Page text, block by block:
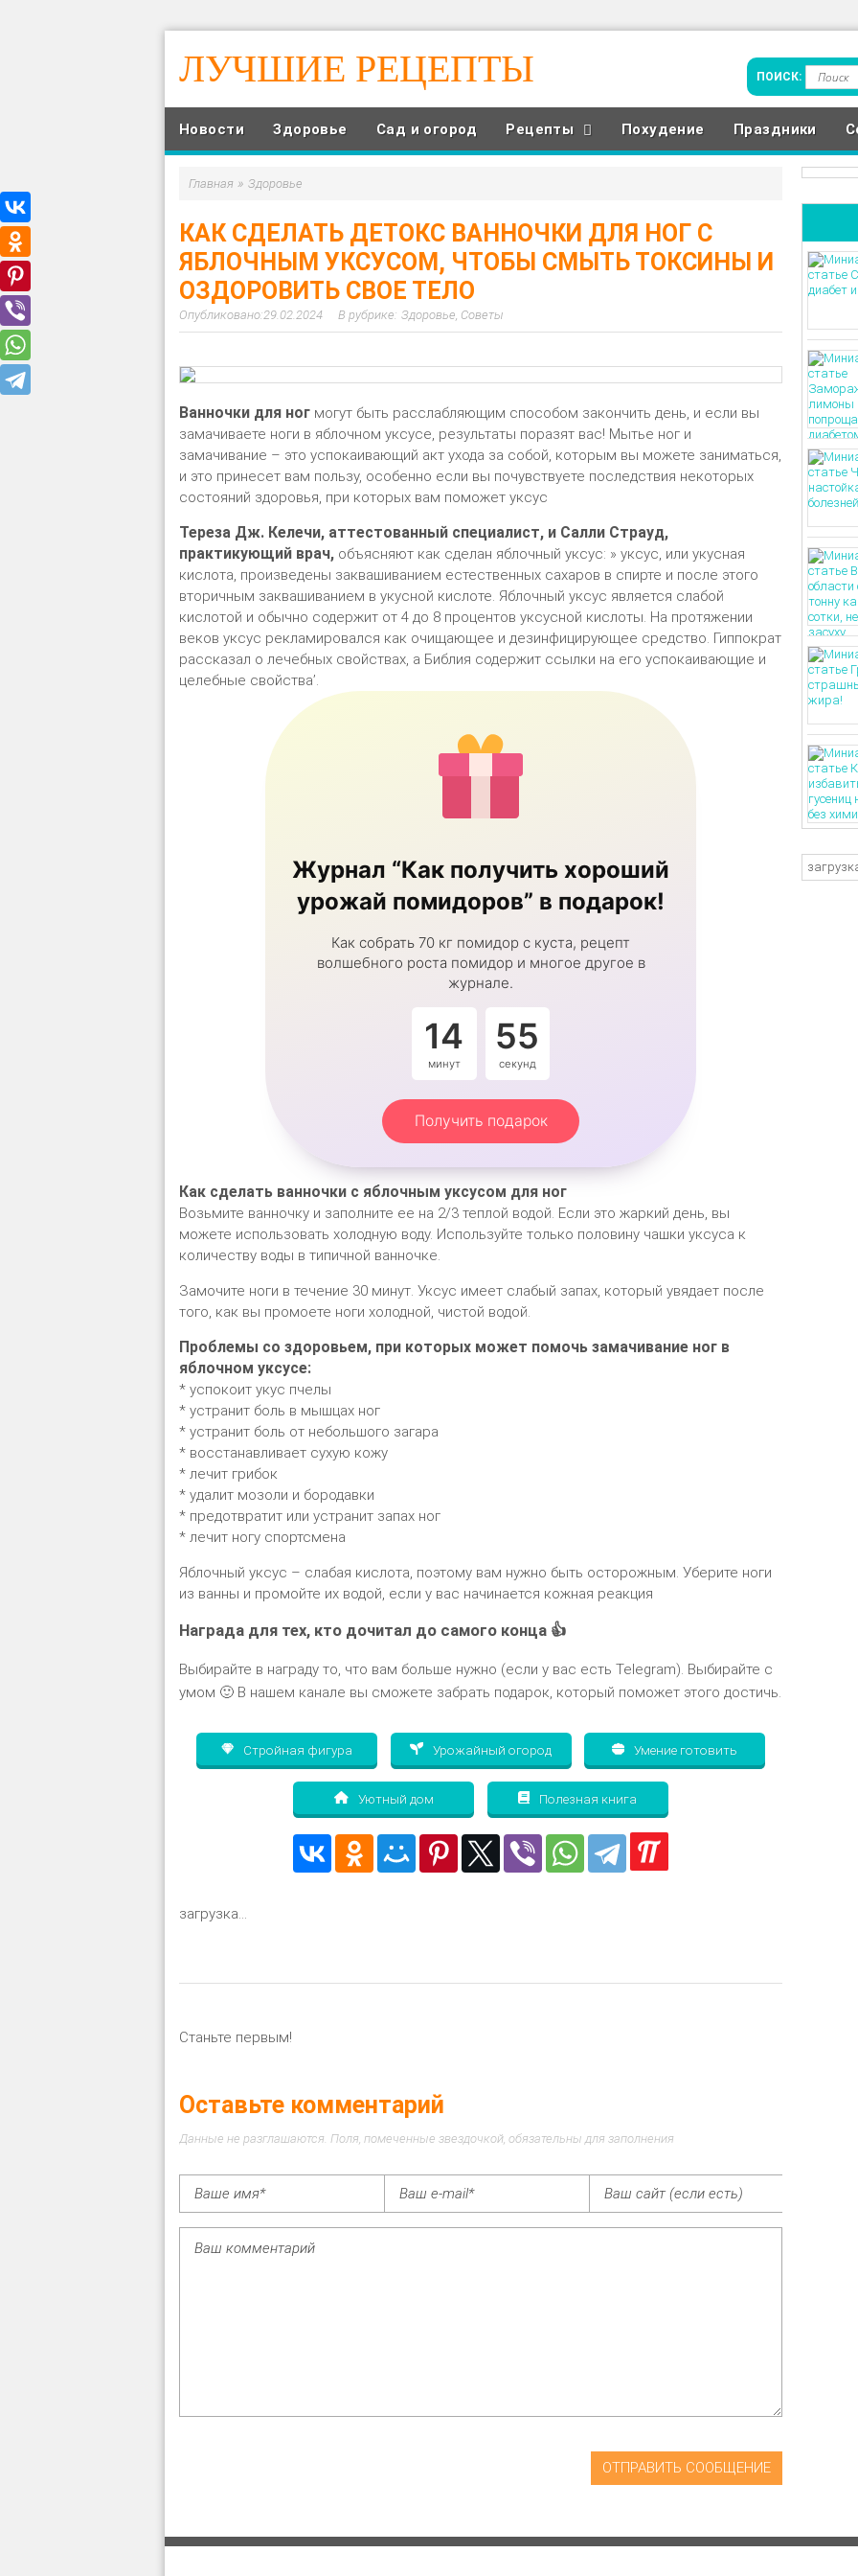
ЛУЧШИЕ РЕЦЕПТЫ
Новости Здоровье Сад и огород Рецепты Похудение Праздники
Главная » Здоровье
КАК СДЕЛАТЬ ДЕТОКС ВАННОЧКИ ДЛЯ НОГ С
ЯБЛОЧНЫМ УКСУСОМ, ЧТОБЫ СМЫТЬ ТОКСИНЫ И
ОЗДОРОВИТЬ СВОЕ ТЕЛО
29.02.2024 Здоровье, Советы
Ванночки для ног могут быть расслабляющим способом закончить день, и если вы
замачиваете ноги в яблочном уксусе, результаты поразят вас! Мытье ног и
замачивание – это успокаивающий акт ухода за собой, которым вы можете заниматься,
и это принесет вам пользу, особенно если вы почувствуете последствия некоторых
состояний здоровья, при которых вам поможет уксус
Тереза Дж. Келечи, аттестованный специалист, и Салли Страуд,
практикующий врач, объясняют как сделан яблочный уксус: » уксус, или укусная
кислота, произведены заквашиванием естественных сахаров в спирте и после этого
вторичным заквашиванием в укусной кислоте. Яблочный уксус является слабой
кислотой и обычно содержит от 4 до 8 процентов уксусной кислоты. На протяжении
веков уксус рекламировался как очищающее и дезинфицирующее средство. Гиппократ
рассказал о лечебных свойствах, а Библия содержит ссылки на его успокаивающие и
целебные свойства’.
Журнал “Как получить хороший
урожай помидоров” в подарок!
Как собрать 70 кг помидор с куста, рецепт
волшебного роста помидор и многое другое в
журнале.
14
минут
54
секунды
Получить подарок
Как сделать ванночки с яблочным уксусом для ног
Возьмите ванночку и заполните ее на 2/3 теплой водой. Если это жаркий день, вы
можете использовать холодную воду. Используйте только половину чашки уксуса к
количеству воды в типичной ванночке.
Замочите ноги в течение 30 минут. Уксус имеет слабый запах, который увядает после
того, как вы промоете ноги холодной, чистой водой.
Проблемы со здоровьем, при которых может помочь замачивание ног в
яблочном уксусе:
* успокоит укус пчелы
* устранит боль в мышцах ног
* устранит боль от небольшого загара
* восстанавливает сухую кожу
* лечит грибок
* удалит мозоли и бородавки
* предотвратит или устранит запах ног
* лечит ногу спортсмена
Яблочный уксус – слабая кислота, поэтому вам нужно быть осторожным. Уберите ноги
из ванны и промойте их водой, если у вас начинается кожная реакция
Награда для тех, кто дочитал до самого конца 👍
Выбирайте в награду то, что вам больше нужно (если у вас есть Telegram). Выбирайте с
умом 🙂 В нашем канале вы сможете забрать подарок, который поможет этого достичь.
Стройная фигура Урожайный огород Умение готовить
Уютный дом Полезная книга
загрузка...
Станьте первым!
Оставьте комментарий
Данные не разглашаются. Поля, помеченные звездочкой, обязательны для заполнения